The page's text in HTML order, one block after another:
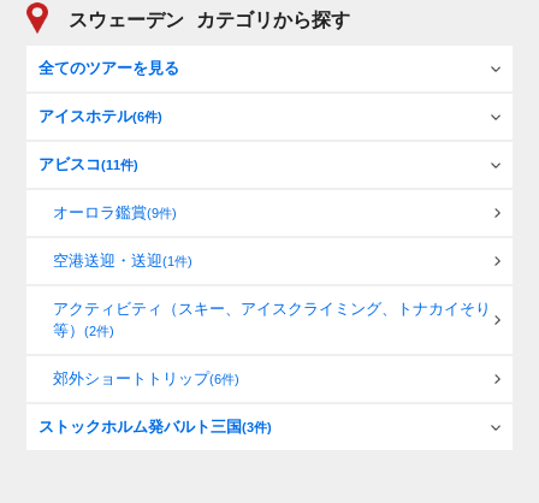
スウェーデン カテゴリから探す
全てのツアーを見る
アイスホテル(6件)
アビスコ(11件)
オーロラ鑑賞(9件)
空港送迎・送迎(1件)
アクティビティ（スキー、アイスクライミング、トナカイそり
等）(2件)
郊外ショートトリップ(6件)
ストックホルム発バルト三国(3件)